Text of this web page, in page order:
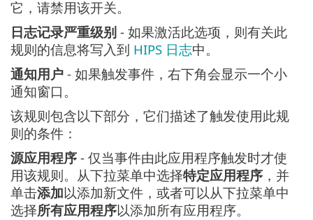
它，请禁用该开关。
日志记录严重级别 - 如果激活此选项，则有关此
规则的信息将写入到 HIPS 日志中。
通知用户 - 如果触发事件，右下角会显示一个小
通知窗口。
该规则包含以下部分，它们描述了触发使用此规
则的条件：
源应用程序 - 仅当事件由此应用程序触发时才使
用该规则。从下拉菜单中选择特定应用程序 ，并
单击添加以添加新文件，或者可以从下拉菜单中
选择所有应用程序以添加所有应用程序。